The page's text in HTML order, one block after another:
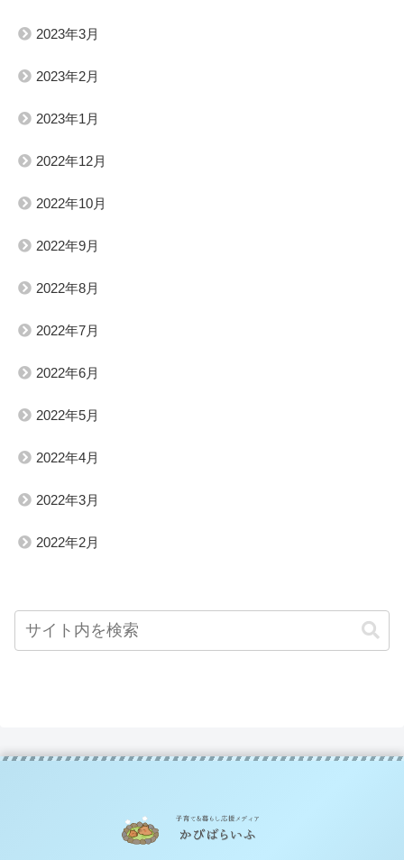
2023年3月
2023年2月
2023年1月
2022年12月
2022年10月
2022年9月
2022年8月
2022年7月
2022年6月
2022年5月
2022年4月
2022年3月
2022年2月